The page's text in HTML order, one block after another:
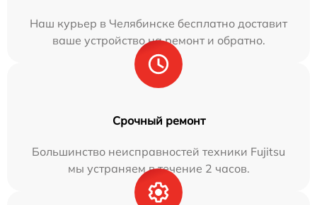
Наш курьер в Челябинске бесплатно доставит
ваше устройство на ремонт и обратно.
Срочный ремонт
Большинство неисправностей техники Fujitsu
мы устраняем в течение 2 часов.